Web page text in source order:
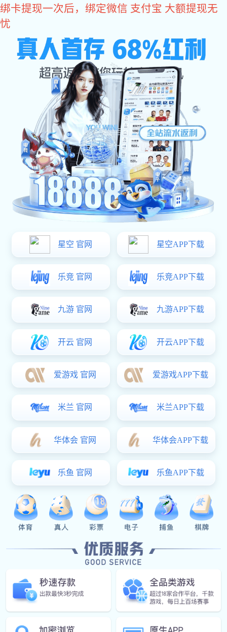
im电竞
欢迎光临IM(股份有限公司)电竞-电子竞技平台 网站！
IM(股份有限公司)电竞-电子竞
专业高品质的精密细长轴加工
网站im电竞 产品中心 案例展示
热门关键词： 扁位轴 光轴 车槽轴
东莞五金配件加
作者：IM(股份有限公司)电竞-电子
同硬度的磨具及粒度的砂轮。